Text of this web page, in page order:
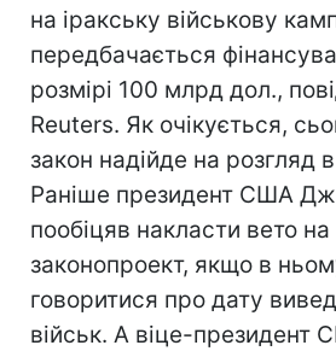
на іракську військову
передбачається
розмірі 100 млрд дол.,
Reuters. Як очікується,
закон надійде на розгляд
Раніше президент США
пообіцяв накласти вето на
законопроект, якщо в
говоритися про дату
військ. А віце-президент